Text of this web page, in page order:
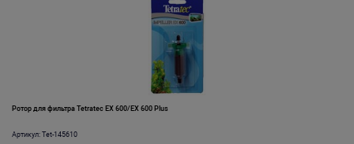
Ротор для фильтра Tetratec EX 600/EX 600 Plus
Артикул: Tet-145610